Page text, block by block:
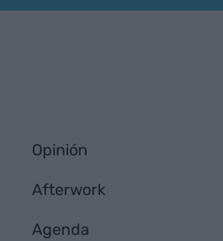
Opinión
Afterwork
Agenda